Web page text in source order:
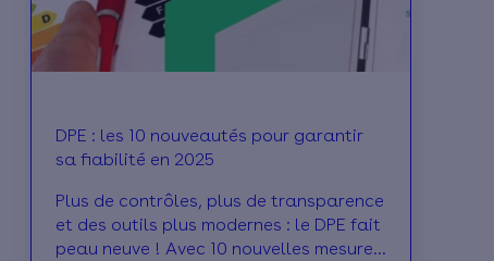
DPE : les 10 nouveautés pour garantir
sa fiabilité en 2025
Plus de contrôles, plus de transparence
et des outils plus modernes : le DPE fait
peau neuve ! Avec 10 nouvelles mesures,